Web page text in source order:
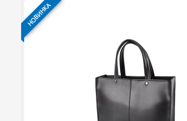
НОВИНКА